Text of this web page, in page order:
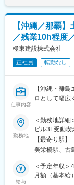
変更の範囲：
を実施。
■働く環境
◎年間休日
◎育成やスキ
東京大学など
最新・深い知
■同社の魅力
同社は宇宙
自動走行シス
する業務を内
も参画。膨
ム）で処理し
■サービス例
同社の計測し
表記です。
【沖縄／那覇
／残業10h程度
極東建設株式会社
正社員 転勤なし
仕事内容
【沖縄・離
ロとして幅広
■業務概要
当社の工事
心とした港
ただきます。
め、安全・
整備の一翼を
勤務地
＜勤務地詳細
ビル3F受動
の定める事業所
【最寄り駅】
美栄橋駅、古
給与
＜予定年収＞
月額（基本給